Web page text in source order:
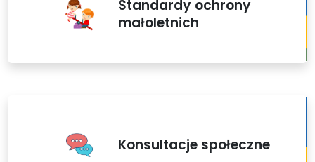
Standardy ochrony
małoletnich
Konsultacje społeczne